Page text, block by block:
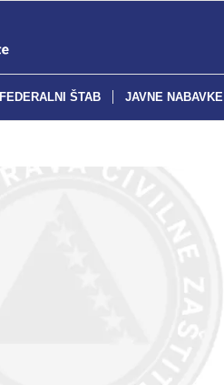
FEDERALNI ŠTAB JAVNE NABAVKE